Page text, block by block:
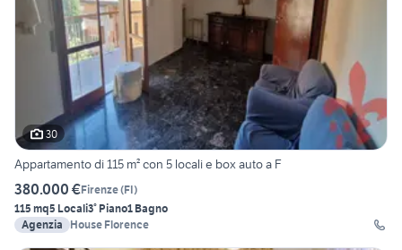
30
Appartamento di 115 m² con 5 locali e box auto a F
380.000 €Firenze(FI)
115 mq5 Locali3° Piano1 Bagno
Agenzia
House Florence